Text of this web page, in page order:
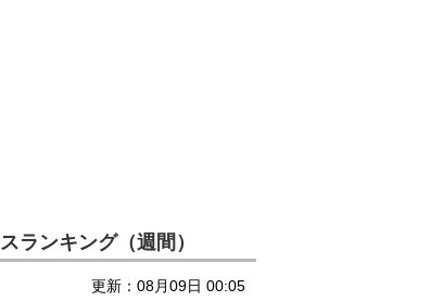
ランキング（週間）
更新：08月09日 00:05